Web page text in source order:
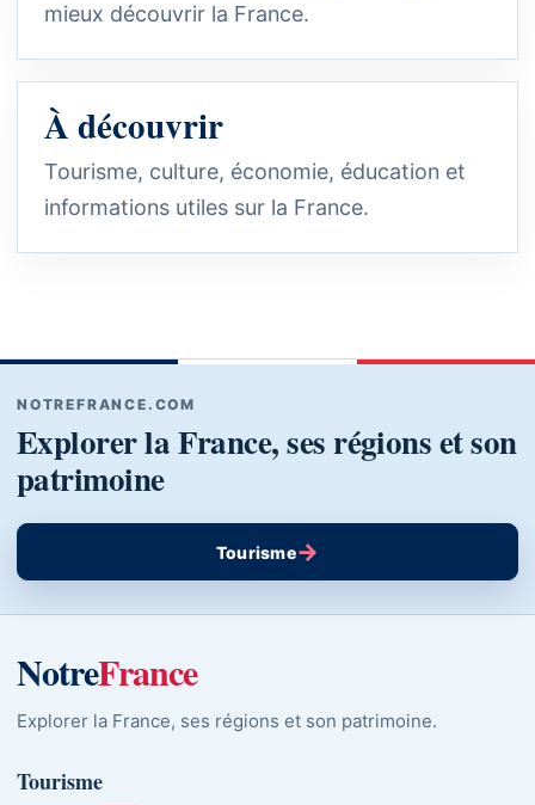
mieux découvrir la France.
À découvrir
Tourisme, culture, économie, éducation et
informations utiles sur la France.
NOTREFRANCE.COM
Explorer la France, ses régions et son
patrimoine
Tourisme→
NotreFrance
Explorer la France, ses régions et son patrimoine.
Tourisme